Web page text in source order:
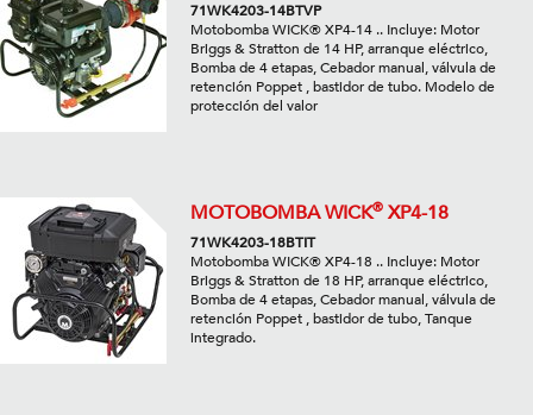
71WK4203-14BTVP
Motobomba WICK® XP4-14 .. Incluye: Motor
Briggs & Stratton de 14 HP, arranque eléctrico,
Bomba de 4 etapas, Cebador manual, válvula de
retención Poppet , bastidor de tubo. Modelo de
protección del valor
MOTOBOMBA WICK® XP4-18
71WK4203-18BTIT
Motobomba WICK® XP4-18 .. Incluye: Motor
Briggs & Stratton de 18 HP, arranque eléctrico,
Bomba de 4 etapas, Cebador manual, válvula de
retención Poppet , bastidor de tubo, Tanque
integrado.